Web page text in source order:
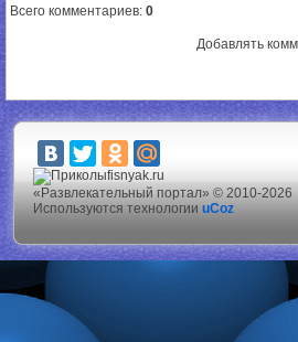
Всего комментариев: 0
Добавлять
fisnyak.ru
«Развлекательный портал» © 2010-2026
Используются технологии uCoz